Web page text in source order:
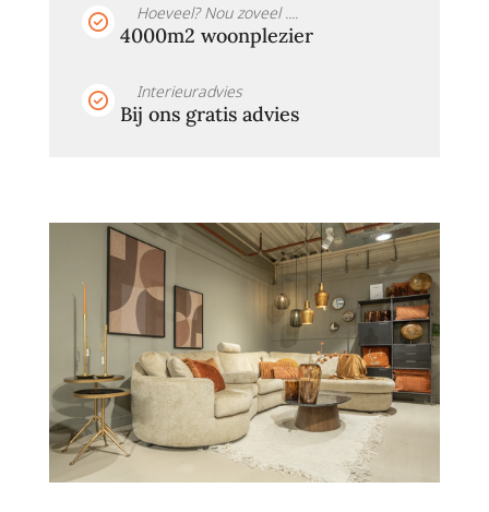
Hoeveel? Nou zoveel ....
4000m2 woonplezier
Interieuradvies
Bij ons gratis advies